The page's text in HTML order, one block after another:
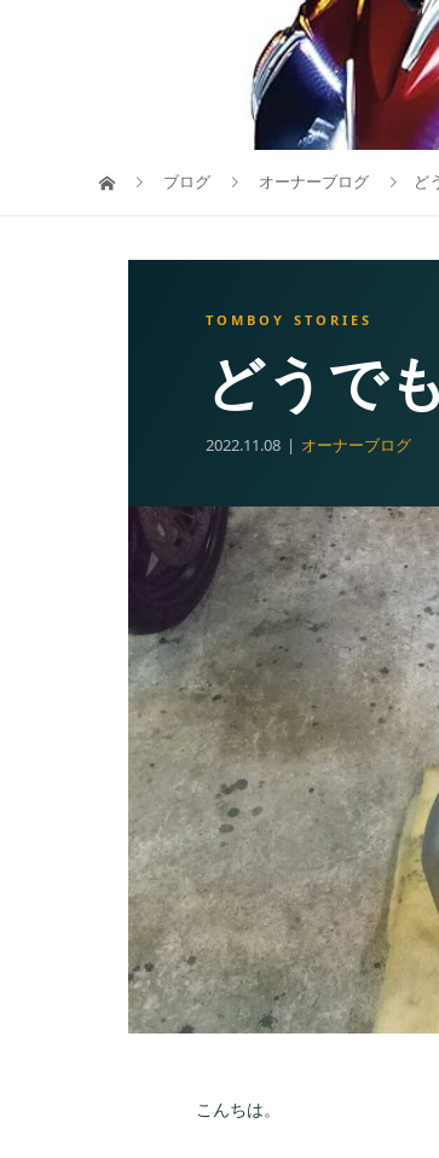
ブログ オーナーブログ ど
どうで
2022.11.08 オーナーブログ
こんちは。